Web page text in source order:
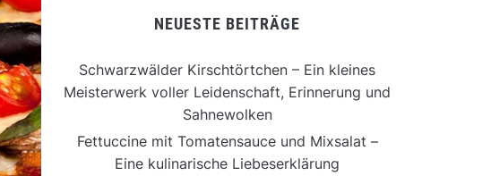
NEUESTE BEITRÄGE
Schwarzwälder Kirschtörtchen – Ein kleines
Meisterwerk voller Leidenschaft, Erinnerung und
Sahnewolken
Fettuccine mit Tomatensauce und Mixsalat –
Eine kulinarische Liebeserklärung